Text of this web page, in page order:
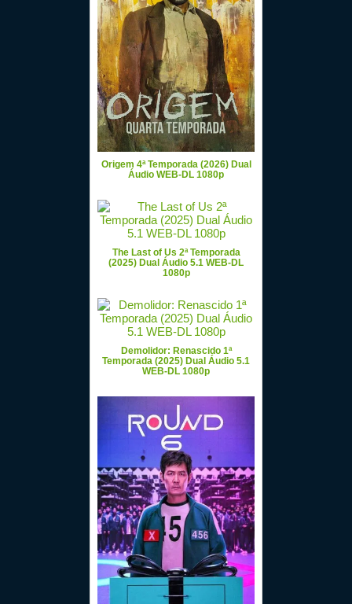
Origem 4ª Temporada (2026) Dual
Áudio WEB-DL 1080p
The Last of Us 2ª Temporada
(2025) Dual Áudio 5.1 WEB-DL
1080p
Demolidor: Renascido 1ª
Temporada (2025) Dual Áudio 5.1
WEB-DL 1080p